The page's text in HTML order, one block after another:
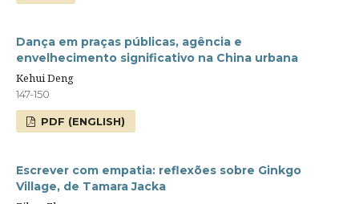
Dança em praças públicas, agência e
envelhecimento significativo na China urbana
Kehui Deng
147-150
PDF (ENGLISH)
Escrever com empatia: reflexões sobre Ginkgo
Village, de Tamara Jacka